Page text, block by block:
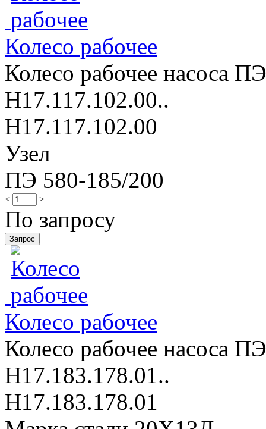
Колесо рабочее
Колесо рабочее насоса
Н17.117.102.00..
Н17.117.102.00
Узел
ПЭ 580-185/200
< >
По запросу
Колесо рабочее
Колесо рабочее насоса
Н17.183.178.01..
Н17.183.178.01